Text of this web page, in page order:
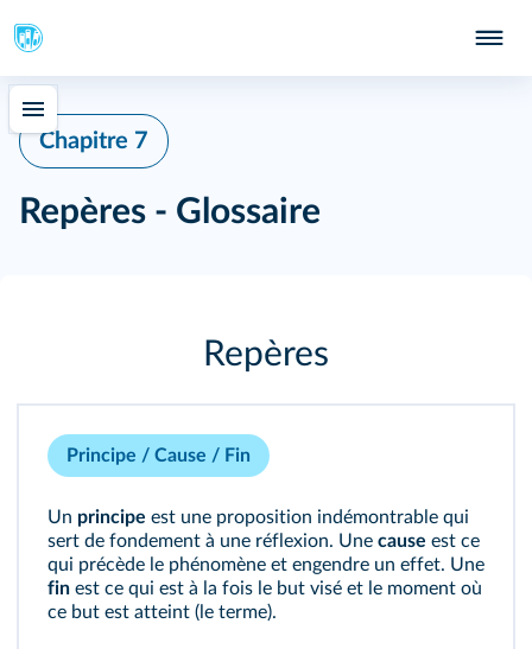
Chapitre 7
Repères - Glossaire
Repères
Principe / Cause / Fin
Un principe est une proposition indémontrable qui
sert de fondement à une réflexion. Une cause est ce
qui précède le phénomène et engendre un effet. Une
fin est ce qui est à la fois le but visé et le moment où
ce but est atteint (le terme).